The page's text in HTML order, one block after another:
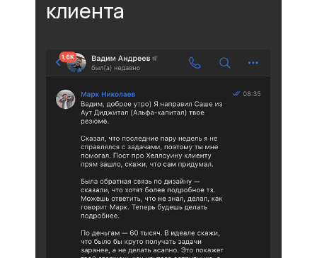
клиента